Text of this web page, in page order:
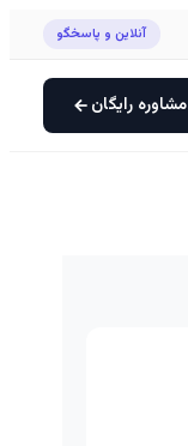
آنلاین و پاسخگو
مشاوره رایگان